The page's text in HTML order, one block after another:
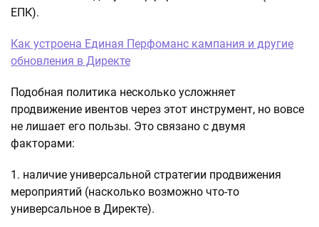
ЕПК).
Как устроена Единая Перфоманс кампания и другие
обновления в Директе
Подобная политика несколько усложняет
продвижение ивентов через этот инструмент, но вовсе
не лишает его пользы. Это связано с двумя
факторами:
наличие универсальной стратегии продвижения
мероприятий (насколько возможно что-то
универсальное в Директе).